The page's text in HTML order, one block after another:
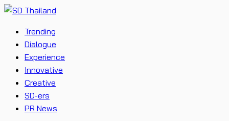
Trending
Dialogue
Experience
Innovative
Creative
SD-ers
PR News